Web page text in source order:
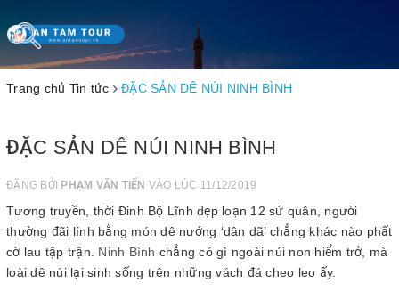
Toggle
navigation
Trang chủ Tin tức ĐẶC SẢN DÊ NÚI NINH BÌNH
ĐẶC SẢN DÊ NÚI NINH BÌNH
ĐĂNG BỞI PHẠM VĂN TIẾN VÀO LÚC 11/12/2019
Tương truyền, thời Đinh Bộ Lĩnh dẹp loạn 12 sứ quân, người
thường đãi lính bằng món dê nướng ‘dân dã’ chẳng khác nào phất
cờ lau tập trận. Ninh Bình chẳng có gì ngoài núi non hiểm trở, mà
loài dê núi lại sinh sống trên những vách đá cheo leo ấy.